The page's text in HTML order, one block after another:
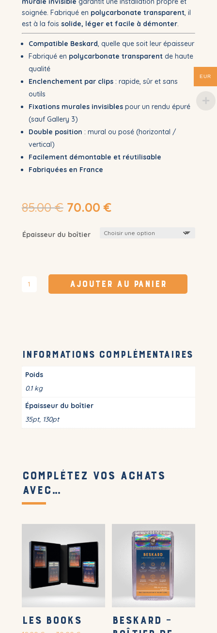
soignée. Fabriqué en polycarbonate transparent, il
est à la fois solide, léger et facile à démonter.
Compatible Beskard, quelle que soit leur épaisseur
Fabriqué en polycarbonate transparentde haute
qualité
Enclenchement par clips: rapide, sûr et sans
outils
Fixations murales invisiblespour un rendu épuré
(sauf Gallery 3)
Double position : mural ou posé (horizontal /
vertical)
Facilement démontable et réutilisable
Fabriquées en France
85.00€ Le
initial
était :
70.00€Le
actuel
est :
Épaisseur du boîtier
de
Ajouter au panier
Informations complémentaires
Poids
0.1 kg
Épaisseur du boîtier
35pt, 130pt
Complétez vos achats
avec…
LES BOOKS
BESKARD –
EUR